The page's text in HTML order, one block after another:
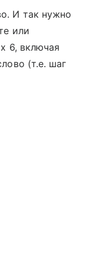
И так нужно
или
6, включая
(т.е. шаг